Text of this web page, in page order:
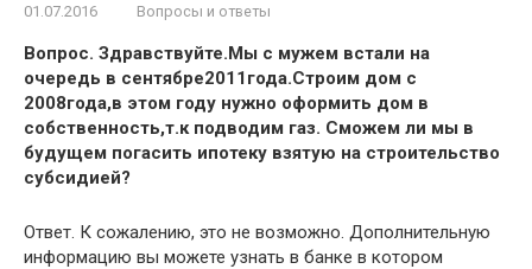
01.07.2016 Вопросы и ответы
Вопрос. Здравствуйте.Мы с мужем встали на
очередь в сентябре2011года.Строим дом с
2008года,в этом году нужно оформить дом в
собственность,т.к подводим газ. Сможем ли мы в
будущем погасить ипотеку взятую на строительство
субсидией?
Ответ. К сожалению, это не возможно. Дополнительную
информацию вы можете узнать в банке в котором